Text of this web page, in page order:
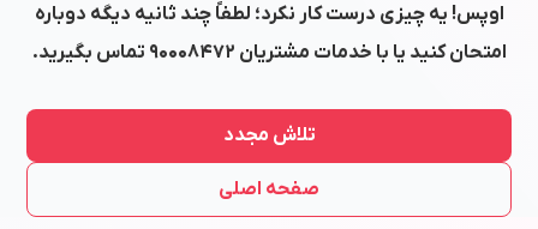
اوپس! یه چیزی درست کار نکرد؛ لطفاً چند ثانیه دیگه دوباره
امتحان کنید یا با خدمات مشتریان ۹۰۰۰۸۴۷۲ تماس بگیرید.
تلاش مجدد
صفحه اصلی